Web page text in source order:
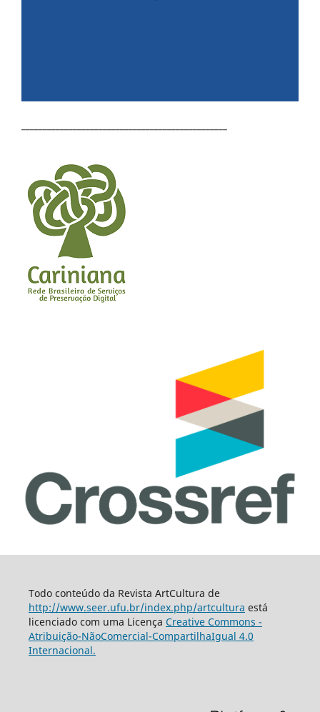
Todo conteúdo da Revista ArtCultura de
http://www.seer.ufu.br/index.php/artcultura está
licenciado com uma Licença Creative Commons -
Atribuição-NãoComercial-CompartilhaIgual 4.0
Internacional.